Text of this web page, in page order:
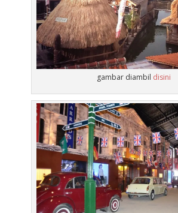
gambar diambil disini